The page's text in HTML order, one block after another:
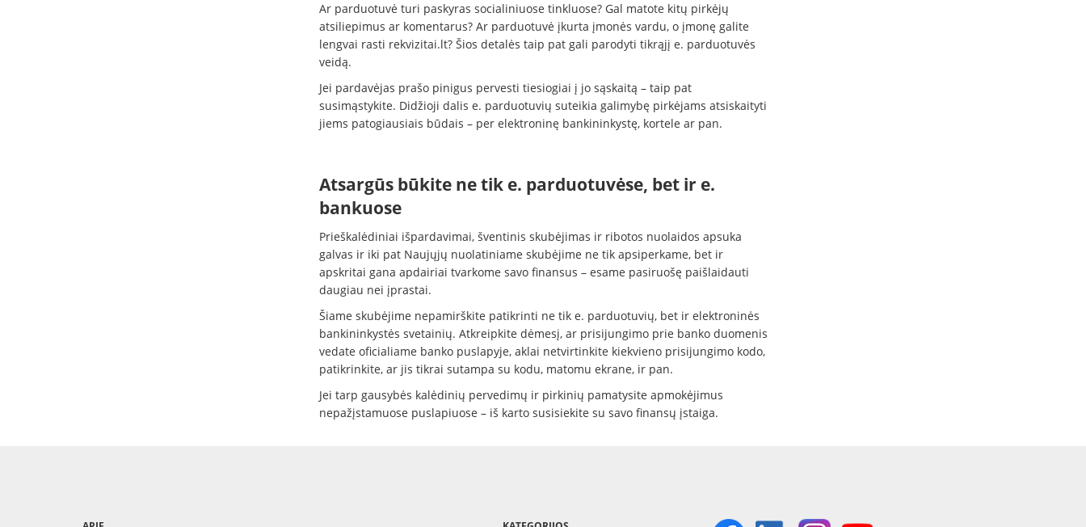
Ar parduotuvė turi paskyras socialiniuose tinkluose? Gal matote kitų pirkėjų
atsiliepimus ar komentarus? Ar parduotuvė įkurta įmonės vardu, o įmonę galite
lengvai rasti rekvizitai.lt? Šios detalės taip pat gali parodyti tikrąjį e. parduotuvės
veidą.
Jei pardavėjas prašo pinigus pervesti tiesiogiai į jo sąskaitą – taip pat
susimąstykite. Didžioji dalis e. parduotuvių suteikia galimybę pirkėjams atsiskaityti
jiems patogiausiais būdais – per elektroninę bankininkystę, kortele ar pan.
Atsargūs būkite ne tik e. parduotuvėse, bet ir e.
bankuose
Prieškalėdiniai išpardavimai, šventinis skubėjimas ir ribotos nuolaidos apsuka
galvas ir iki pat Naujųjų nuolatiniame skubėjime ne tik apsiperkame, bet ir
apskritai gana apdairiai tvarkome savo finansus – esame pasiruošę paišlaidauti
daugiau nei įprastai.
Šiame skubėjime nepamirškite patikrinti ne tik e. parduotuvių, bet ir elektroninės
bankininkystės svetainių. Atkreipkite dėmesį, ar prisijungimo prie banko duomenis
vedate oficialiame banko puslapyje, aklai netvirtinkite kiekvieno prisijungimo kodo,
patikrinkite, ar jis tikrai sutampa su kodu, matomu ekrane, ir pan.
Jei tarp gausybės kalėdinių pervedimų ir pirkinių pamatysite apmokėjimus
nepažįstamuose puslapiuose – iš karto susisiekite su savo finansų įstaiga.